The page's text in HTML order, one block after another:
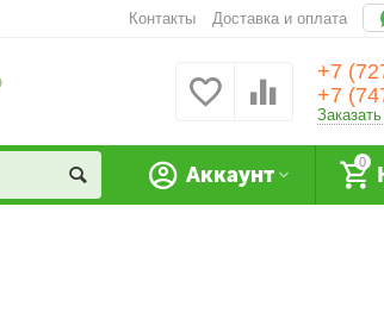
Контакты Доставка и оплата
+7
+7
0
Аккаунт